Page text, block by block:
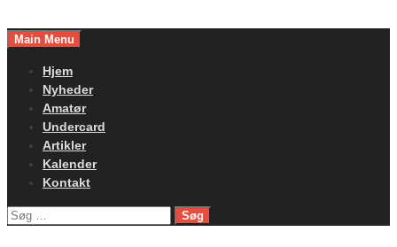
toMain Menu
Hjem
Nyheder
Amatør
Undercard
Artikler
Kalender
Kontakt
Søg